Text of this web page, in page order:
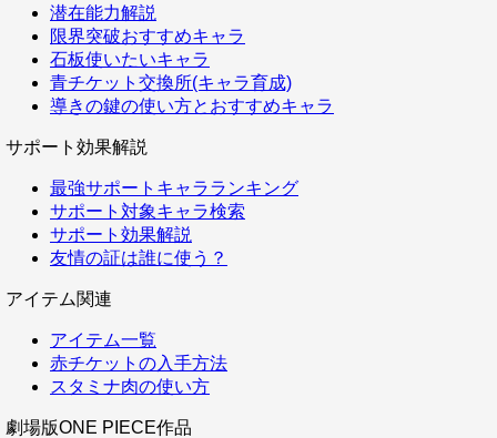
潜在能力解説
限界突破おすすめキャラ
石板使いたいキャラ
青チケット交換所(キャラ育成)
導きの鍵の使い方とおすすめキャラ
サポート効果解説
最強サポートキャラランキング
サポート対象キャラ検索
サポート効果解説
友情の証は誰に使う？
アイテム関連
アイテム一覧
赤チケットの入手方法
スタミナ肉の使い方
劇場版ONE PIECE作品